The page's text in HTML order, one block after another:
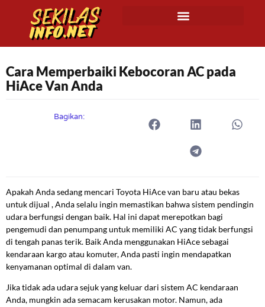
Cara Memperbaiki Kebocoran AC pada
HiAce Van Anda
Bagikan:
Apakah Anda sedang mencari Toyota HiAce van baru atau bekas
untuk dijual , Anda selalu ingin memastikan bahwa sistem pendingin
udara berfungsi dengan baik. Hal ini dapat merepotkan bagi
pengemudi dan penumpang untuk memiliki AC yang tidak berfungsi
di tengah panas terik. Baik Anda menggunakan HiAce sebagai
kendaraan kargo atau komuter, Anda pasti ingin mendapatkan
kenyamanan optimal di dalam van.
Jika tidak ada udara sejuk yang keluar dari sistem AC kendaraan
Anda, mungkin ada semacam kerusakan motor. Namun, ada